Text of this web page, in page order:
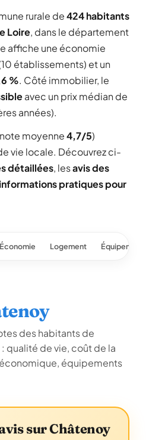
rurale de424 habitants
Loire, dans le département
affiche une économie
établissements) et un
%. Côté immobilier, le
avec un prix médian de
années).
moyenne4,7/5)
vie locale. Découvrez ci-
détaillées, lesavis des
informations pratiques pour
Économie Logement
des habitants de
qualité de vie, coût de la
équipements
sur Châtenoy